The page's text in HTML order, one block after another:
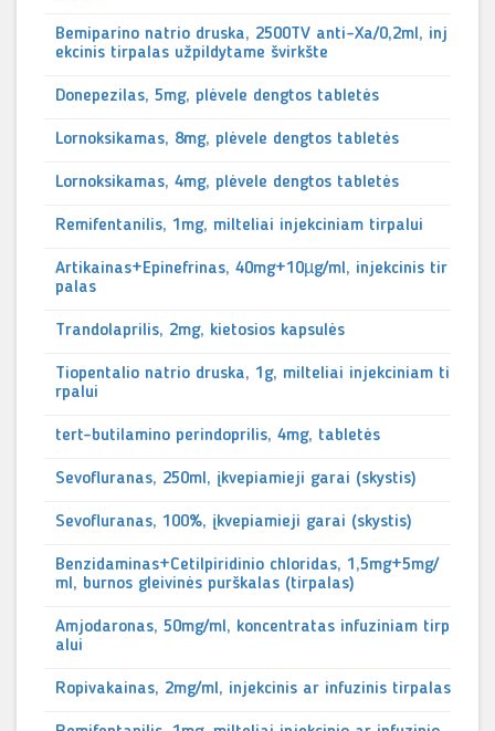
Bemiparino natrio druska, 2500TV anti-Xa/0,2ml, inj
ekcinis tirpalas užpildytame švirkšte
Donepezilas, 5mg, plėvele dengtos tabletės
Lornoksikamas, 8mg, plėvele dengtos tabletės
Lornoksikamas, 4mg, plėvele dengtos tabletės
Remifentanilis, 1mg, milteliai injekciniam tirpalui
Artikainas+Epinefrinas, 40mg+10µg/ml, injekcinis tir
palas
Trandolaprilis, 2mg, kietosios kapsulės
Tiopentalio natrio druska, 1g, milteliai injekciniam ti
rpalui
tert-butilamino perindoprilis, 4mg, tabletės
Sevofluranas, 250ml, įkvepiamieji garai (skystis)
Sevofluranas, 100%, įkvepiamieji garai (skystis)
Benzidaminas+Cetilpiridinio chloridas, 1,5mg+5mg/
ml, burnos gleivinės purškalas (tirpalas)
Amjodaronas, 50mg/ml, koncentratas infuziniam tirp
alui
Ropivakainas, 2mg/ml, injekcinis ar infuzinis tirpalas